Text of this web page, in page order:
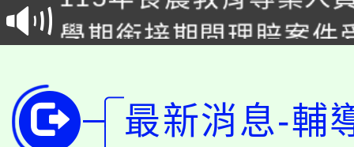
程
學期銜接期間理賠案件
版
公告本校115學年度第
最新消息-輔